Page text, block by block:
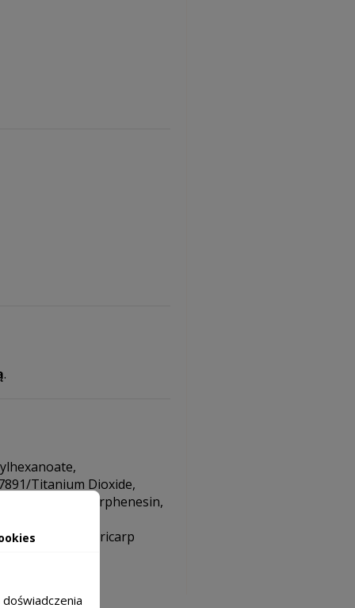
.
Titanium Dioxide,
Kernel Oil, Chlorphenesin,
Acid, Lecithin,
Granatum Pericarp